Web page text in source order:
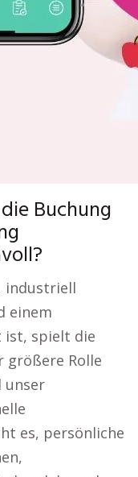
Buchung
industriell
einem
ist, spielt die
größere Rolle
unser
es, persönliche